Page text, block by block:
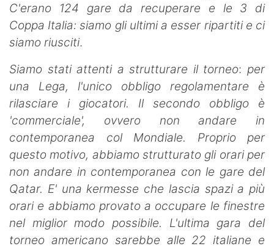
C'erano 124 gare da recuperare e le 3 di
Coppa Italia: siamo gli ultimi a esser ripartiti e ci
siamo riusciti.
Siamo stati attenti a strutturare il torneo: per
una Lega, l'unico obbligo regolamentare è
rilasciare i giocatori. Il secondo obbligo è
'commerciale', ovvero non andare in
contemporanea col Mondiale. Proprio per
questo motivo, abbiamo strutturato gli orari per
non andare in contemporanea con le gare del
Qatar. E' una kermesse che lascia spazi a più
orari e abbiamo provato a occupare le finestre
nel miglior modo possibile. L'ultima gara del
torneo americano sarebbe alle 22 italiane e